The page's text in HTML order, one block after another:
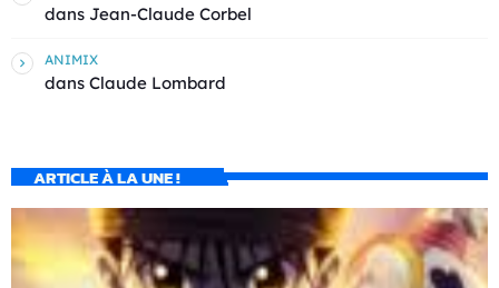
dans Jean-Claude Corbel
ANIMIX
dans Claude Lombard
ARTICLE À LA UNE !